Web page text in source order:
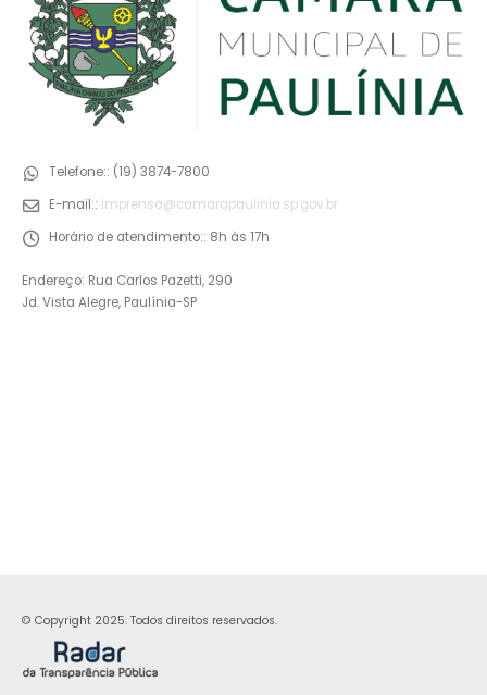
Telefone:: (19) 3874-7800
E-mail:: imprensa@camarapaulinia.sp.gov.br
Horário de atendimento:: 8h às 17h
Endereço: Rua Carlos Pazetti, 290
Jd. Vista Alegre, Paulínia-SP
© Copyright 2025. Todos direitos reservados.